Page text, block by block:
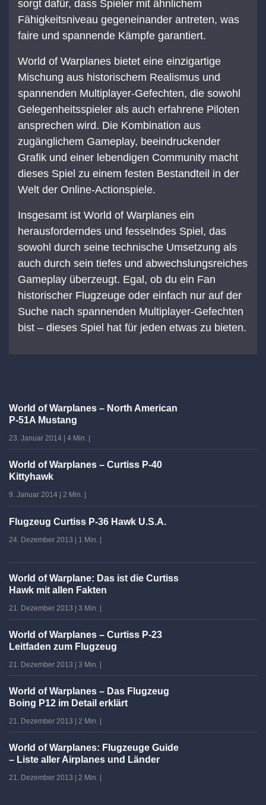
sorgt dafür, dass Spieler mit ähnlichem
Fähigkeitsniveau gegeneinander antreten, was
faire und spannende Kämpfe garantiert.
World of Warplanes bietet eine einzigartige
Mischung aus historischem Realismus und
spannenden Multiplayer-Gefechten, die sowohl
Gelegenheitsspieler als auch erfahrene Piloten
ansprechen wird. Die Kombination aus
zugänglichem Gameplay, beeindruckender
Grafik und einer lebendigen Community macht
dieses Spiel zu einem festen Bestandteil in der
Welt der Online-Actionspiele.
Insgesamt ist World of Warplanes ein
herausforderndes und fesselndes Spiel, das
sowohl durch seine technische Umsetzung als
auch durch sein tiefes und abwechslungsreiches
Gameplay überzeugt. Egal, ob du ein Fan
historischer Flugzeuge oder einfach nur auf der
Suche nach spannenden Multiplayer-Gefechten
bist – dieses Spiel hat für jeden etwas zu bieten.
World of Warplanes – North American
P-51A Mustang
23. Januar 2014 4 Min.
World of Warplanes – Curtiss P-40
Kittyhawk
9. Januar 2014 2 Min.
Flugzeug Curtiss P-36 Hawk U.S.A.
24. Dezember 2013 | 1 Min. |
World of Warplane: Das ist die Curtiss
Hawk mit allen Fakten
21. Dezember 2013 | 3 Min. |
World of Warplanes – Curtiss P-23
Leitfaden zum Flugzeug
21. Dezember 2013 3 Min.
World of Warplanes – Das Flugzeug
Boing P12 im Detail erklärt
21. Dezember 2013 2 Min.
World of Warplanes: Flugzeuge Guide
– Liste aller Airplanes und Länder
21. Dezember 2013 2 Min.